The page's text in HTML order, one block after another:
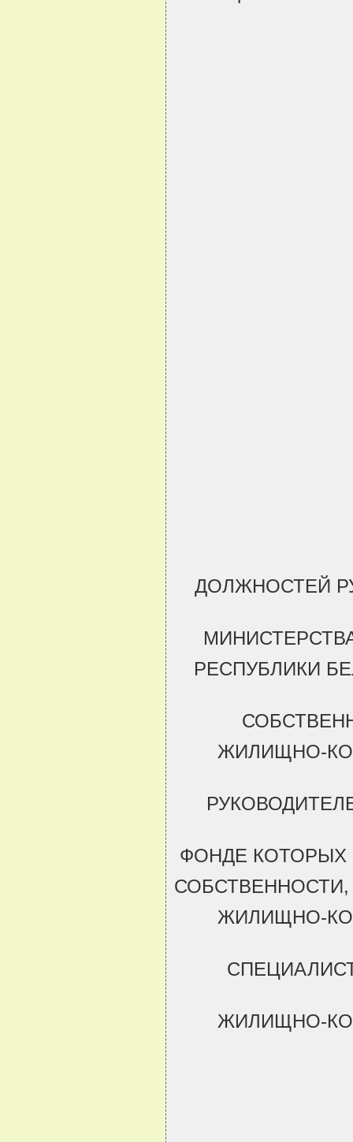
ДОЛЖНОСТЕЙ
РЕСПУБЛИКИ
ЖИЛИЩНО-
ФОНДЕ КОТОРЫХ
ЖИЛИЩНО-
ЖИЛИЩНО-